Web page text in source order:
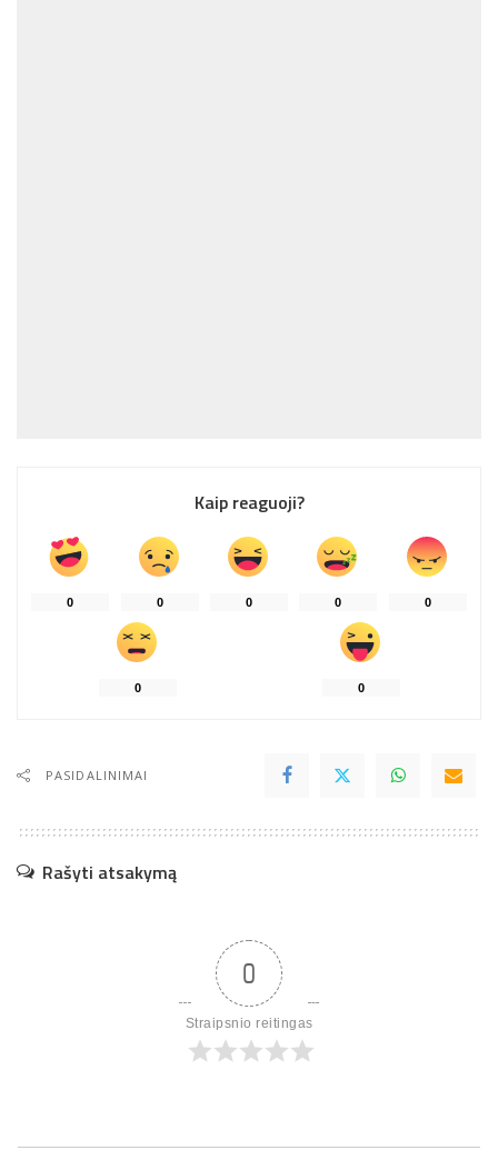
Kaip reaguoji?
0 0 0 0 0
0 0
PASIDALINIMAI
Rašyti atsakymą
0
Straipsnio reitingas